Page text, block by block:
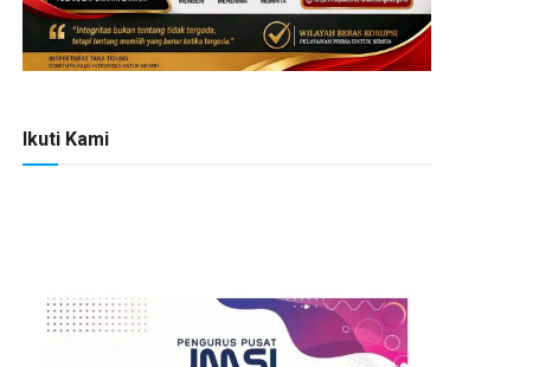
Ikuti Kami